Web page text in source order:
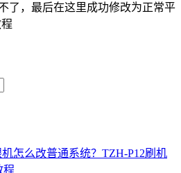
了，最后在这里成功修改为正常平
怎么改普通系统？TZH-P12刷机
程